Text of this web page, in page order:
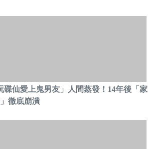
碟仙愛上鬼男友」人間蒸發！14年後「家
徹底崩潰